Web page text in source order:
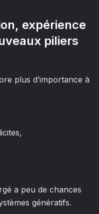
expérience
piliers
plus d’importance à
a peu de chances
génératifs.